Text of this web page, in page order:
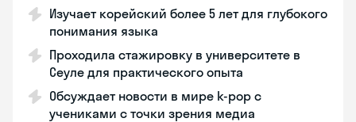
Изучает корейский более 5 лет для глубокого
понимания языка
Проходила стажировку в университете в
Сеуле для практического опыта
Обсуждает новости в мире k-pop с
учениками с точки зрения медиа